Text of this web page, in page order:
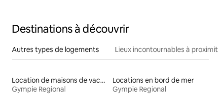
Destinations à découvrir
Autres types de logements Lieux incontournables à
Location de maisons de vacances
Gympie Regional
Locations en bord de mer
Gympie Regional